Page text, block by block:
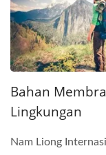
Bahan
Lingkungan
Nam Liong